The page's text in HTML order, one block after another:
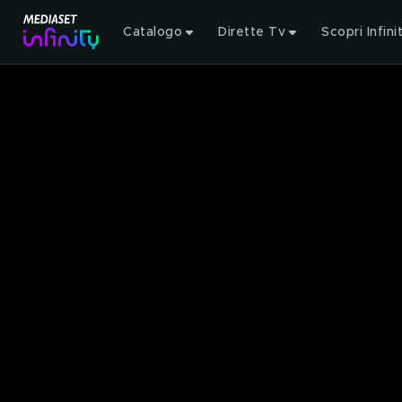
Catalogo Dirette Tv Scopri